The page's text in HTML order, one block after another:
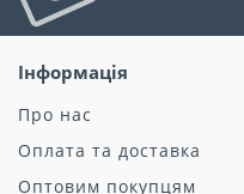
Інформація
Про нас
Оплата та доставка
Оптовим покупцям